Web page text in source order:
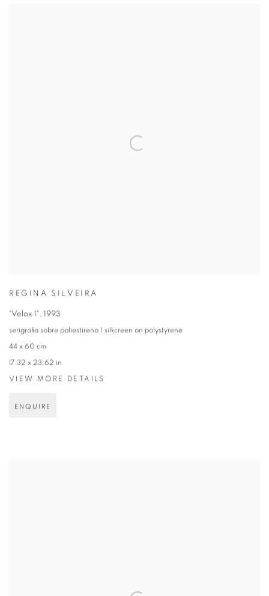
REGINA SILVEIRA
"Velox 1" , 1993
serigrafia sobre poliestireno | silkcreen on polystyrene
44 x 60 cm
17.32 x 23.62 in
VIEW MORE DETAILS
ENQUIRE